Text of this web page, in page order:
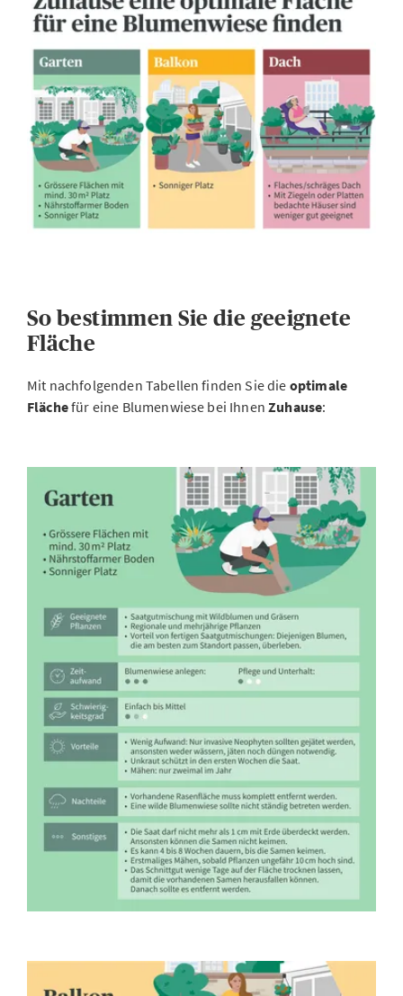
So bestimmen Sie die geeignete
Fläche
Mit nachfolgenden Tabellen finden Sie die optimale
Flächefür eine Blumenwiese bei IhnenZuhause: